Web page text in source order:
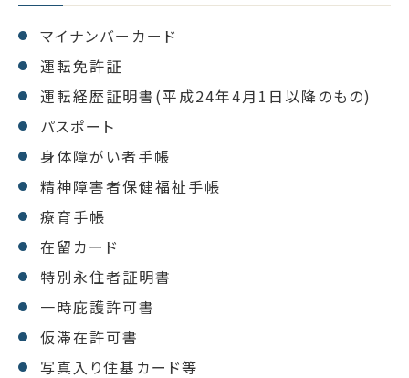
マイナンバーカード
運転免許証
運転経歴証明書(平成24年4月1日以降のもの)
パスポート
身体障がい者手帳
精神障害者保健福祉手帳
療育手帳
在留カード
特別永住者証明書
一時庇護許可書
仮滞在許可書
写真入り住基カード等